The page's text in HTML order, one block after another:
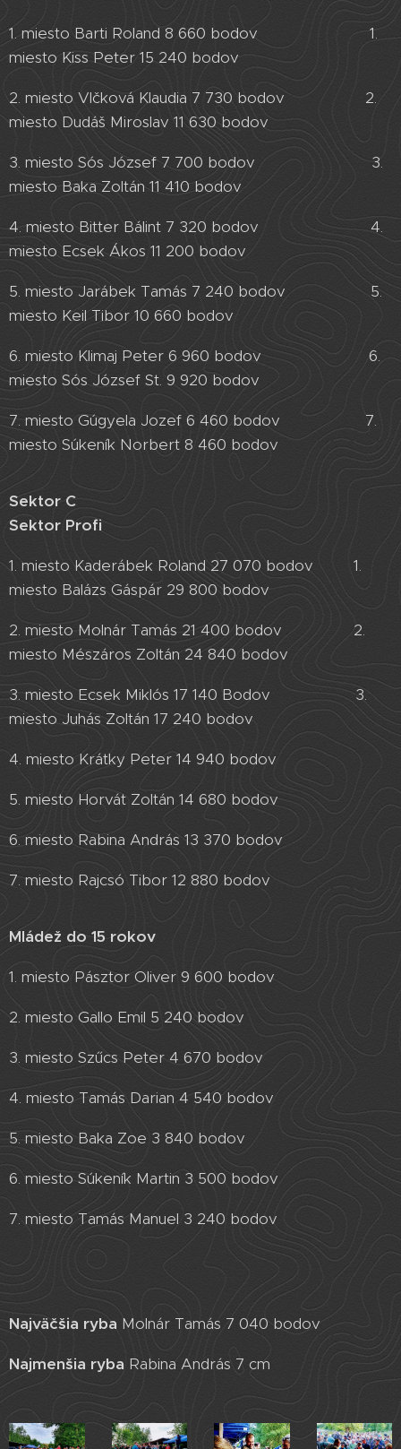
1. miesto Barti Roland 8 660 bodov 1.
miesto Kiss Peter 15 240 bodov
2. miesto Vlčková Klaudia 7 730 bodov 2.
miesto Dudáš Miroslav 11 630 bodov
3. miesto Sós József 7 700 bodov 3.
miesto Baka Zoltán 11 410 bodov
4. miesto Bitter Bálint 7 320 bodov 4.
miesto Ecsek Ákos 11 200 bodov
5. miesto Jarábek Tamás 7 240 bodov 5.
miesto Keil Tibor 10 660 bodov
6. miesto Klimaj Peter 6 960 bodov 6.
miesto Sós József St. 9 920 bodov
7. miesto Gúgyela Jozef 6 460 bodov 7.
miesto Súkeník Norbert 8 460 bodov
Sektor C
Sektor Profi
1. miesto Kaderábek Roland 27 070 bodov 1.
miesto Balázs Gáspár 29 800 bodov
2. miesto Molnár Tamás 21 400 bodov 2.
miesto Mészáros Zoltán 24 840 bodov
3. miesto Ecsek Miklós 17 140 Bodov 3.
miesto Juhás Zoltán 17 240 bodov
4. miesto Krátky Peter 14 940 bodov
5. miesto Horvát Zoltán 14 680 bodov
6. miesto Rabina András 13 370 bodov
7. miesto Rajcsó Tibor 12 880 bodov
Mládež do 15 rokov
1. miesto Pásztor Oliver 9 600 bodov
2. miesto Gallo Emil 5 240 bodov
3. miesto Szűcs Peter 4 670 bodov
4. miesto Tamás Darian 4 540 bodov
5. miesto Baka Zoe 3 840 bodov
6. miesto Súkeník Martin 3 500 bodov
7. miesto Tamás Manuel 3 240 bodov
Najväčšia ryba Molnár Tamás 7 040 bodov
Najmenšia ryba Rabina András 7 cm